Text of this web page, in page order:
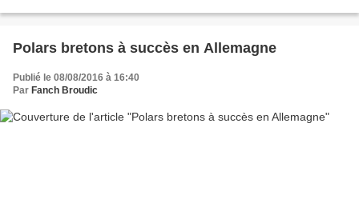
Polars bretons à succès en Allemagne
Publié le 08/08/2016 à 16:40
Par Fanch Broudic